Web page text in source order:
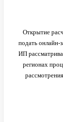
Открытие
подать онлайн-
ИП
регионах